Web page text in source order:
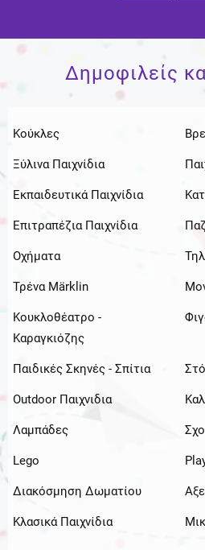
Δημοφιλείς
Κούκλες
Ξύλινα Παιχνίδια
Εκπαιδευτικά Παιχνίδια
Επιτραπέζια Παιχνίδια
Οχήματα
Τρένα Märklin
Κουκλοθέατρο -
Καραγκιόζης
Παιδικές Σκηνές - Σπίτια
Outdoor Παιχνιδια
Λαμπάδες
Lego
Διακόσμηση Δωματίου
Κλασικά Παιχνίδια